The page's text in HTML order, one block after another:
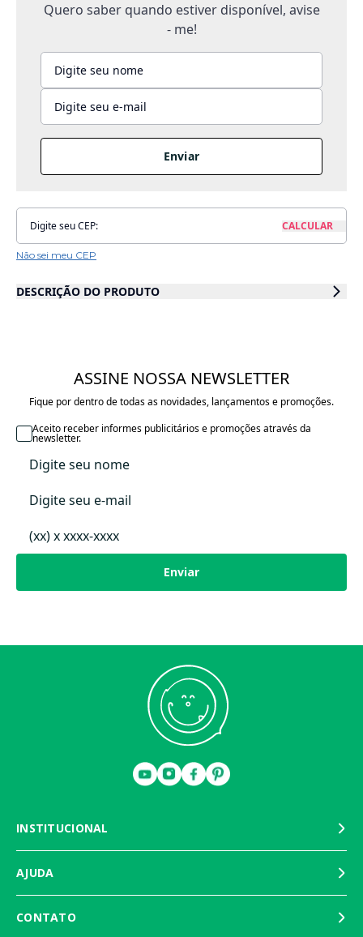
Quero saber quando estiver disponível, avise
- me!
Enviar
Não sei meu CEP
DESCRIÇÃO DO PRODUTO
de bebê nesses tons?
Ursinha com vestido em estampa exclusiva de nossa marca para que
estampado com bolinhos e gola em pelinhos, delicada e perfeita para
deixar as mesas das festas infantis mais doces e divertidas.
Desenvolvida dentro dos padrões de segurança de brinquedos exigidos
competentes, garantindo um produto seguro para todas as crianças a
Suporte que a mantém em pé vendido separadamente.
ALTURA: 49 cm
PESO APROXIMADO: 0,650 Kg
Certificado de Segurança: BRICS: 006369/2022 BRICS - BRI - 4 Portaria
INMETRO nº 302 de 12/07/2021 (NBR NM 300-1, NBR NM 300-3, NBR NM
órgãos competentes, garantindo a integridade física e psíquica de quem
ASSINE NOSSA NEWSLETTER
Fique por dentro de todas as novidades, lançamentos e promoções.
Enviar
Aceito receber informes publicitários e promoções através da
newsletter.
INSTITUCIONAL
AJUDA
CONTATO